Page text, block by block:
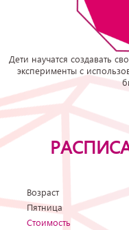
Дети научатся создавать
эксперименты с
Возраст
Пятница
Стоимость